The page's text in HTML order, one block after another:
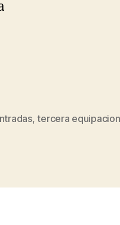
,tercera